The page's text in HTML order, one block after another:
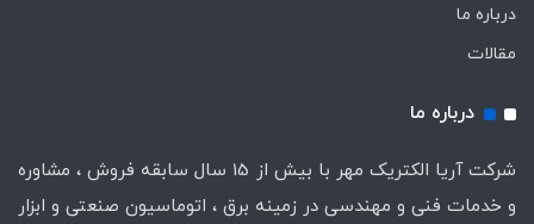
درباره ما
مقالات
درباره ما
شرکت آریا الکتریک مهر با بیش از 15 سال سابقه فروش ، مشاوره
و خدمات فنی و مهندسی در زمینه برق ، اتوماسیون صنعتی و ابزار